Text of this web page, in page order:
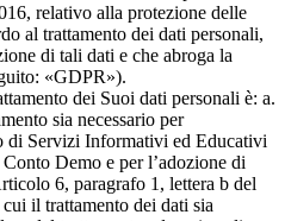
relativo alla protezione delle
al trattamento dei dati personali,
di tali dati e che abroga la
«GDPR»).
dei Suoi dati personali è: a.
sia necessario per
di Servizi Informativi ed Educativi
Demo e per l’adozione di
6, paragrafo 1, lettera b del
il trattamento dei dati sia